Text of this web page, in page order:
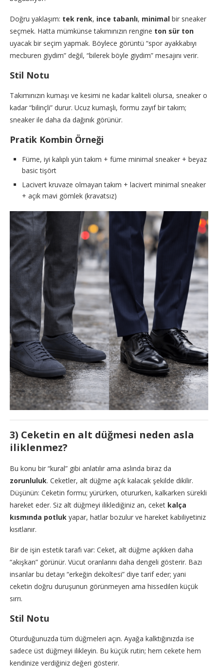
Doğru yaklaşım: tek renk, ince tabanlı, minimal bir sneaker
seçmek. Hatta mümkünse takımınızın rengine ton sür ton
uyacak bir seçim yapmak. Böylece görüntü “spor ayakkabıyı
mecburen giydim” değil, “bilerek böyle giydim” mesajını verir.
Stil Notu
Takımınızın kumaşı ve kesimi ne kadar kaliteli olursa, sneaker o
kadar “bilinçli” durur. Ucuz kumaşlı, formu zayıf bir takım;
sneaker ile daha da dağınık görünür.
Pratik Kombin Örneği
Füme, iyi kalıplı yün takım + füme minimal sneaker + beyaz
basic tişört
Lacivert kruvaze olmayan takım + lacivert minimal sneaker
+ açık mavi gömlek (kravatsız)
3) Ceketin en alt düğmesi neden asla
iliklenmez?
Bu konu bir “kural” gibi anlatılır ama aslında biraz da
zorunluluk. Ceketler, alt düğme açık kalacak şekilde dikilir.
Düşünün: Ceketin formu; yürürken, otururken, kalkarken sürekli
hareket eder. Siz alt düğmeyi iliklediğiniz an, ceket kalça
kısmında potluk yapar, hatlar bozulur ve hareket kabiliyetiniz
kısıtlanır.
Bir de işin estetik tarafı var: Ceket, alt düğme açıkken daha
“akışkan” görünür. Vücut oranlarını daha dengeli gösterir. Bazı
insanlar bu detayı “erkeğin dekoltesi” diye tarif eder; yani
ceketin doğru duruşunun görünmeyen ama hissedilen küçük
sırrı.
Stil Notu
Oturduğunuzda tüm düğmeleri açın. Ayağa kalktığınızda ise
sadece üst düğmeyi ilikleyin. Bu küçük rutin; hem cekete hem
kendinize verdiğiniz değeri gösterir.